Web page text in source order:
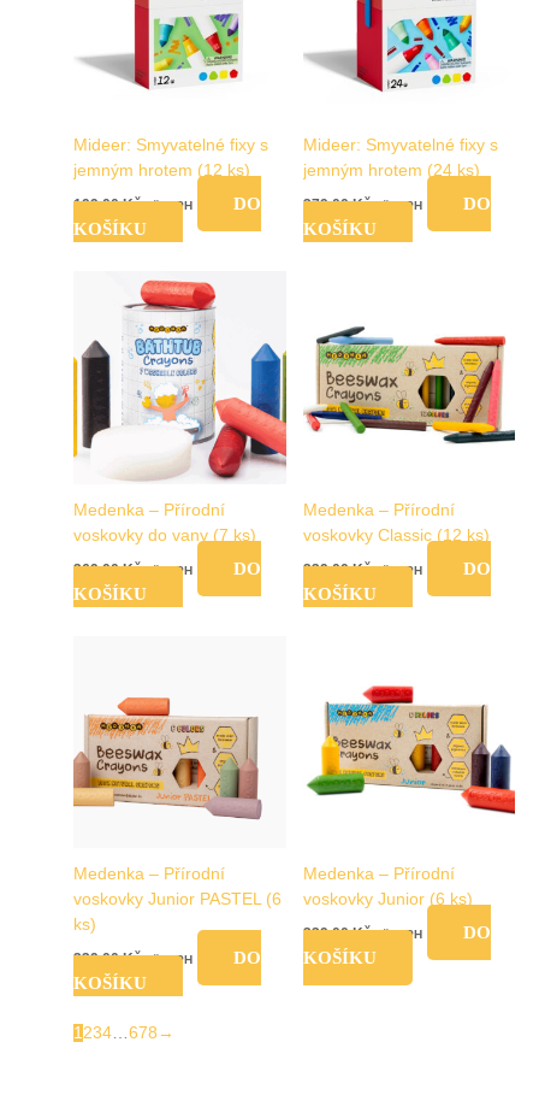
Mideer: Smyvatelné fixy s
jemným hrotem (12 ks)
199,00Kč vč. DPH
DO
KOŠÍKU
Mideer: Smyvatelné fixy s
jemným hrotem (24 ks)
379,00Kč vč. DPH
DO
KOŠÍKU
Medenka – Přírodní
voskovky do vany (7 ks)
369,00Kč vč. DPH
DO
KOŠÍKU
Medenka – Přírodní
voskovky Classic (12 ks)
339,00Kč vč. DPH
DO
KOŠÍKU
Medenka – Přírodní
voskovky Junior PASTEL (6
ks)
339,00Kč vč. DPH
DO
KOŠÍKU
Medenka – Přírodní
voskovky Junior (6 ks)
339,00Kč vč. DPH
DO
KOŠÍKU
1234…678 →